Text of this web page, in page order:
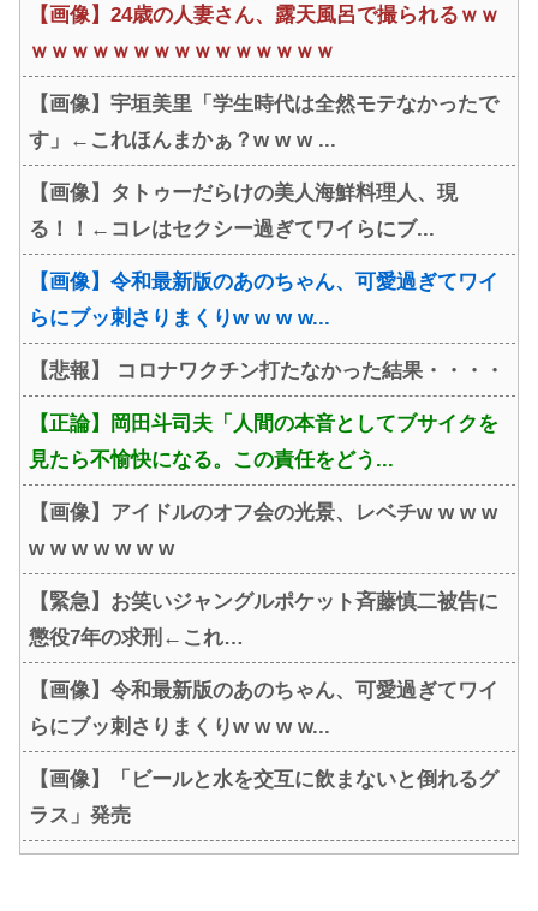
【画像】24歳の人妻さん、露天風呂で撮られるｗｗ
ｗｗｗｗｗｗｗｗｗｗｗｗｗｗｗ
【画像】宇垣美里「学生時代は全然モテなかったで
す」←これほんまかぁ？w w w ...
【画像】タトゥーだらけの美人海鮮料理人、現
る！！←コレはセクシー過ぎてワイらにブ...
【画像】令和最新版のあのちゃん、可愛過ぎてワイ
らにブッ刺さりまくりw w w w...
【悲報】 コロナワクチン打たなかった結果・・・・
【正論】岡田斗司夫「人間の本音としてブサイクを
見たら不愉快になる。この責任をどう...
【画像】アイドルのオフ会の光景、レベチw w w w
w w w w w w w
【緊急】お笑いジャングルポケット斉藤慎二被告に
懲役7年の求刑←これ…
【画像】令和最新版のあのちゃん、可愛過ぎてワイ
らにブッ刺さりまくりw w w w...
【画像】「ビールと水を交互に飲まないと倒れるグ
ラス」発売